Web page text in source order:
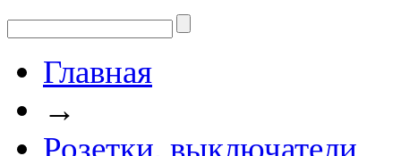
Главная
→
Розетки, выключатели